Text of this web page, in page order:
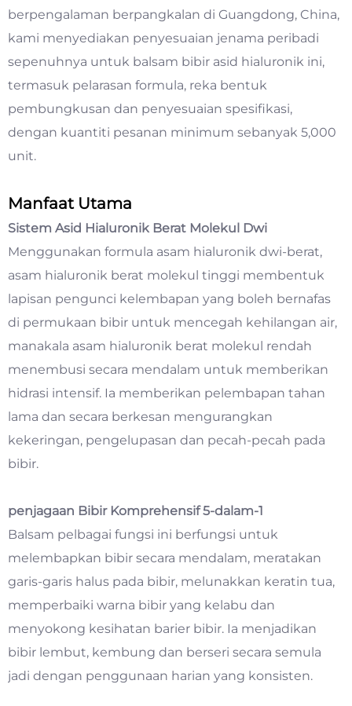
berpengalaman berpangkalan di Guangdong, China,
kami menyediakan penyesuaian jenama peribadi
sepenuhnya untuk balsam bibir asid hialuronik ini,
termasuk pelarasan formula, reka bentuk
pembungkusan dan penyesuaian spesifikasi,
dengan kuantiti pesanan minimum sebanyak 5,000
unit.
Manfaat Utama
Sistem Asid Hialuronik Berat Molekul Dwi
Menggunakan formula asam hialuronik dwi-berat,
asam hialuronik berat molekul tinggi membentuk
lapisan pengunci kelembapan yang boleh bernafas
di permukaan bibir untuk mencegah kehilangan air,
manakala asam hialuronik berat molekul rendah
menembusi secara mendalam untuk memberikan
hidrasi intensif. Ia memberikan pelembapan tahan
lama dan secara berkesan mengurangkan
kekeringan, pengelupasan dan pecah-pecah pada
bibir.
penjagaan Bibir Komprehensif 5-dalam-1
Balsam pelbagai fungsi ini berfungsi untuk
melembapkan bibir secara mendalam, meratakan
garis-garis halus pada bibir, melunakkan keratin tua,
memperbaiki warna bibir yang kelabu dan
menyokong kesihatan barier bibir. Ia menjadikan
bibir lembut, kembung dan berseri secara semula
jadi dengan penggunaan harian yang konsisten.